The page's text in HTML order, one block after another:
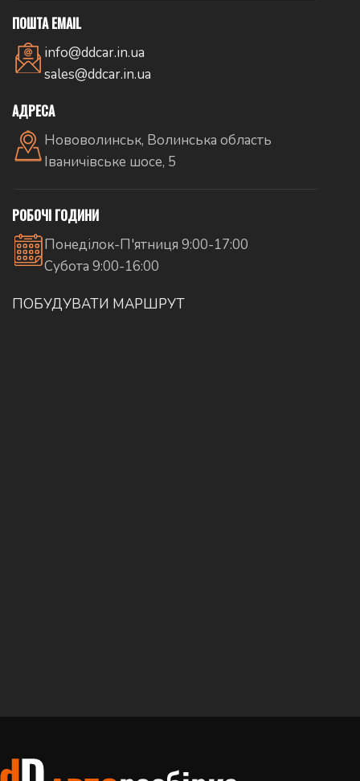
ПОШТА EMAIL
info@ddcar.in.ua
sales@ddcar.in.ua
АДРЕСА
Нововолинськ, Волинська область
Іваничівське шосе, 5
РОБОЧІ ГОДИНИ
Понеділок-П'ятниця 9:00-17:00
Субота 9:00-16:00
ПОБУДУВАТИ МАРШРУТ